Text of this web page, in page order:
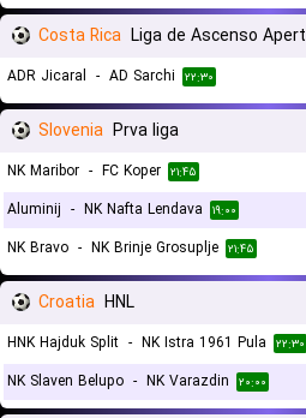
Costa Rica Liga de Ascenso Apertura gr. A
ADR Jicaral - AD Sarchi ۲۲:۳۰
Slovenia Prva liga
NK Maribor - FC Koper ۲۱:۴۵
Aluminij - NK Nafta Lendava ۱۹:۰۰
NK Bravo - NK Brinje Grosuplje ۲۱:۴۵
Croatia HNL
HNK Hajduk Split - NK Istra 1961 Pula ۲۲:۳۰
NK Slaven Belupo - NK Varazdin ۲۰:۰۰